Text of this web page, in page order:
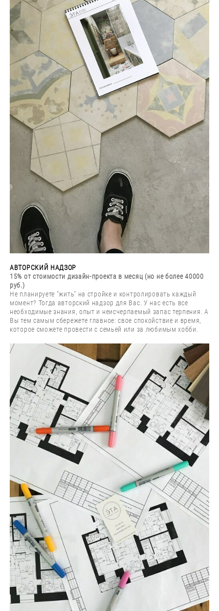
АВТОРСКИЙ НАДЗОР
15% от стоимости дизайн-проекта в месяц (но не более 40000
руб.)
Не планируете "жить" на стройке и контролировать каждый
момент? Тогда авторский надзор для Вас. У нас есть все
необходимые знания, опыт и неисчерпаемый запас терпения. А
Вы тем самым сбережете главное: свое спокойствие и время,
которое сможете провести с семьей или за любимым хобби.